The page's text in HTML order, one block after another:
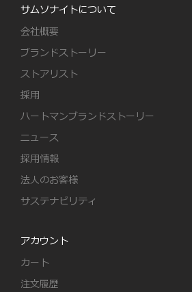
サムソナイトについて
会社概要
ブランドストーリー
ストアリスト
採用
ハートマンブランドストーリー
ニュース
採用情報
法人のお客様
サステナビリティ
アカウント
カート
注文履歴